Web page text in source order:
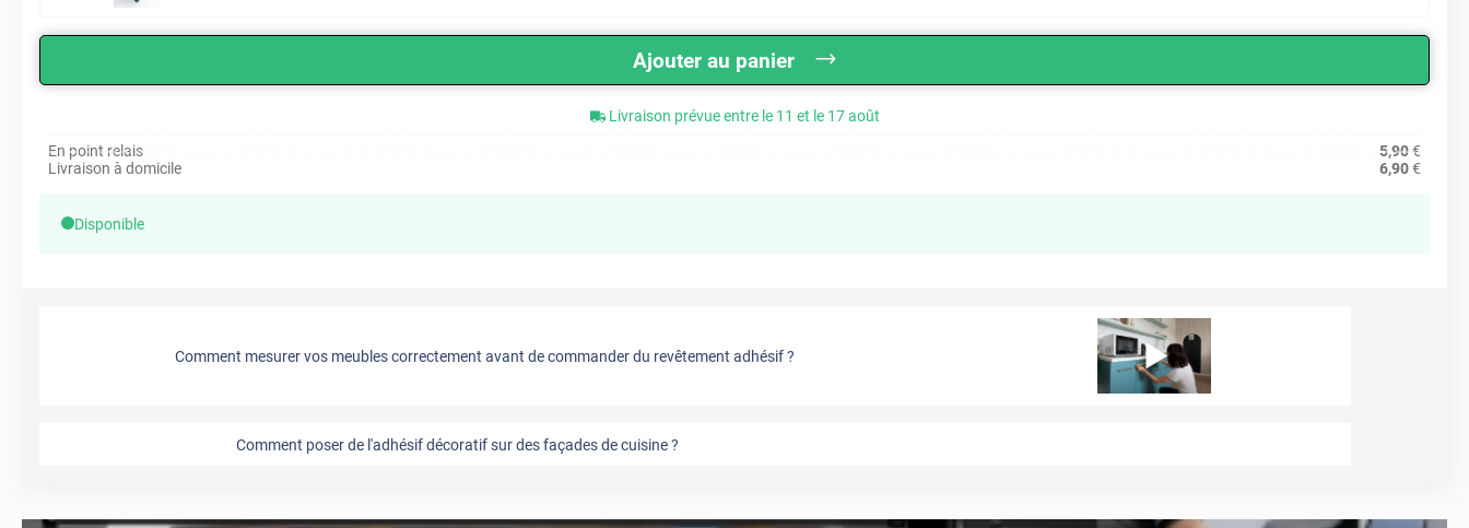
Ajouter au panier
Livraison prévue entre le 11 et le 17 août
En point relais
5,90€
Livraison à domicile
6,90€
Disponible
Comment mesurer vos meubles correctement avant de commander du revêtement adhésif ?
Comment poser de l'adhésif décoratif sur des façades de cuisine ?